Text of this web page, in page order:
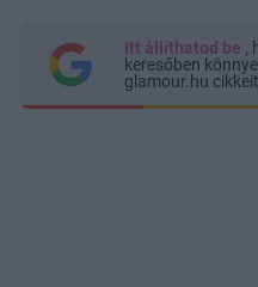
Itt állíthatod be ,
keresőben
glamour.hu cikkeit